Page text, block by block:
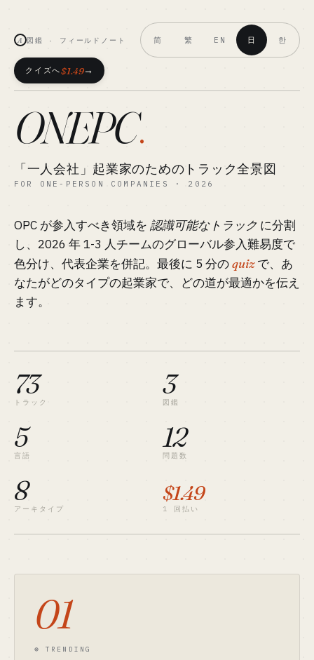
A 図鑑 · フィールドノート 简 繁 EN 日 한
クイズへ$1.49→
ONEPC.
「一人会社」起業家のためのトラック全景図
FOR ONE-PERSON COMPANIES · 2026
OPC が参入すべき領域を 認識可能なトラック に分割
し、2026 年 1-3 人チームのグローバル参入難易度で
色分け、代表企業を併記。最後に 5 分のquizで、あ
なたがどのタイプの起業家で、どの道が最適かを伝え
ます。
73
トラック
3
図鑑
5
言語
12
問題数
8
アーキタイプ
$1.49
1 回払い
01
⊛ TRENDING